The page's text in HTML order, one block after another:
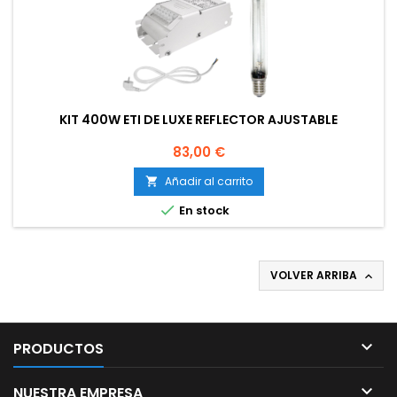
KIT 400W ETI DE LUXE REFLECTOR AJUSTABLE
Precio
83,00 €
 Añadir al carrito
 En stock
VOLVER ARRIBA 
PRODUCTOS 
